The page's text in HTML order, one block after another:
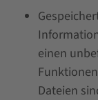
einen
Dateien